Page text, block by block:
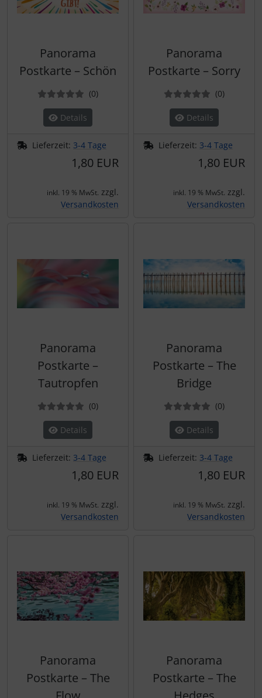
Panorama
Postkarte – Schön
(0Bewertungen
)
Details
Lieferzeit: 3-4 Tage
1,80 EUR
inkl. 19 % MwSt. zzgl.
Versandkosten
Panorama
Postkarte – Sorry
(0)
Details
Lieferzeit: 3-4 Tage
1,80 EUR
inkl. 19 % MwSt. zzgl.
Versandkosten
Panorama
Postkarte –
Tautropfen
(0Bewertungen
)
Details
Lieferzeit: 3-4 Tage
1,80 EUR
inkl. 19 % MwSt. zzgl.
Versandkosten
Panorama
Postkarte – The
Bridge
(0)
Details
Lieferzeit: 3-4 Tage
1,80 EUR
inkl. 19 % MwSt. zzgl.
Versandkosten
Panorama
Postkarte – The
Panorama
Postkarte – The